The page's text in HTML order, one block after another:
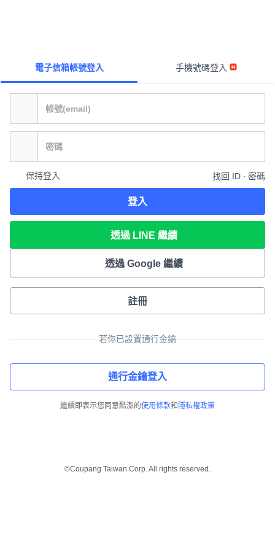
電子信箱帳號登入 手機號碼登入
保持登入 找回 ID ∙ 密碼
登入
透過 LINE 繼續
透過 Google 繼續
註冊
若你已設置通行金鑰
通行金鑰登入
繼續即表示您同意酷澎的使用條款和 隱私權政策
©Coupang Taiwan Corp. All rights reserved.